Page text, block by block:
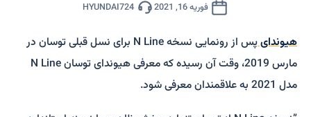
فوریه 16, 2021
هیوندای
پس از رونمایی نسخه N Line برای نسل قبلی توسان در
مارس 2019، وقت آن رسیده که معرفی هیوندای توسان N Line
مدل 2021 به علاقمندان معرفی شود.